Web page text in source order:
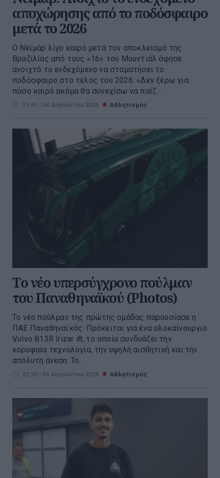
αποχώρησης από το ποδόσφαιρο
μετά το 2026
Ο Νεϊμάρ λίγο καιρό μετά τον αποκλεισμό της
Βραζιλίας από τους «16» του Μουντιάλ άφησε
ανοιχτό το ενδεχόμενο να σταματήσει το
ποδόσφαιρο στο τέλος του 2026. «Δεν ξέρω για
πόσο καιρό ακόμα θα συνεχίσω να παίζ...
11:41 | 04 Αυγούστου 2026 Αθλητισμός
Tο νέο υπερσύγχρονο πούλμαν
του Παναθηναϊκού (Photos)
Το νέο πούλμαν της πρώτης ομάδας παρουσίασε η
ΠΑΕ Παναθηναϊκός. Πρόκειται για ένα ολοκαίνουργιο
Volvo B13R Irizar i8, το οποίο συνδυάζει την
κορυφαία τεχνολογία, την υψηλή αισθητική και την
απόλυτη άνεση. Το...
22:35 | 04 Αυγούστου 2026 Αθλητισμός